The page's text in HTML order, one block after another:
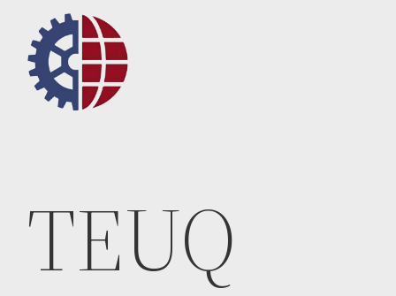
contenido
TEUQ